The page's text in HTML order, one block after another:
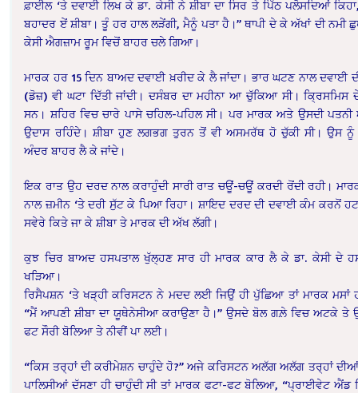
ਫ਼ਾਈਲ ‘ਤੇ ਦਵਾਈ ਲਿਖ ਕੇ ਡਾ. ਕੇਸੀ ਨੇ ਸ਼ੀਬਾ ਦਾ ਸਿਰ ਤੇ ਪਿੱਠ ਪਲੋਸਦਿਆਂ
ਬਹਾਦਰ ਏਂ ਸ਼ੀਬਾ। ਤੂੰ ਹਰ ਹਾਲ ਲੜੇਂਗੀ, ਮੈਨੂੰ ਪਤਾ ਹੈ।” ਥਾਪੀ ਦੇ ਕੇ ਅੱਖਾਂ ਦੀ ਨਮੀ
ਕੇਸੀ ਐਗਜ਼ਾਮ ਰੂਮ ਵਿਚੋਂ ਬਾਹਰ ਚਲੇ ਗਿਆ।
ਮਾਰਕ ਹਰ 15 ਦਿਨ ਬਾਅਦ ਦਵਾਈ ਖ਼ਰੀਦ ਕੇ ਲੈ ਜਾਂਦਾ। ਭਾਰ ਘਟਣ ਨਾਲ ਦਵਾਈ
(ਡੋਜ਼) ਵੀ ਘਟਾ ਦਿੱਤੀ ਜਾਂਦੀ। ਦਸੰਬਰ ਦਾ ਮਹੀਨਾ ਆ ਚੁੱਕਿਆ ਸੀ। ਕ੍ਰਿਸਮਿਸ
ਸਨ। ਸ਼ਹਿਰ ਵਿਚ ਚਾਰੇ ਪਾਸੇ ਚਹਿਲ-ਪਹਿਲ ਸੀ। ਪਰ ਮਾਰਕ ਅਤੇ ਉਸਦੀ
ਉਦਾਸ ਰਹਿੰਦੇ। ਸ਼ੀਬਾ ਹੁਣ ਲਗਭਗ ਤੁਰਨ ਤੋਂ ਵੀ ਅਸਮਰੱਥ ਹੋ ਚੁੱਕੀ ਸੀ। ਉਸ
ਅੰਦਰ ਬਾਹਰ ਲੈ ਕੇ ਜਾਂਦੇ।
ਇਕ ਰਾਤ ਉਹ ਦਰਦ ਨਾਲ ਕਰਾਹੁੰਦੀ ਸਾਰੀ ਰਾਤ ਚਊਂ-ਚਊਂ ਕਰਦੀ ਰੋਂਦੀ ਰਹੀ।
ਨਾਲ ਜ਼ਮੀਨ ‘ਤੇ ਦਰੀ ਸੁੱਟ ਕੇ ਪਿਆ ਰਿਹਾ। ਸ਼ਾਇਦ ਦਰਦ ਦੀ ਦਵਾਈ ਕੰਮ ਕਰਨੋਂ
ਸਵੇਰੇ ਕਿਤੇ ਜਾ ਕੇ ਸ਼ੀਬਾ ਤੇ ਮਾਰਕ ਦੀ ਅੱਖ ਲੱਗੀ।
ਕੁਝ ਚਿਰ ਬਾਅਦ ਹਸਪਤਾਲ ਖੁੱਲ੍ਹਣ ਸਾਰ ਹੀ ਮਾਰਕ ਕਾਰ ਲੈ ਕੇ ਡਾ. ਕੇਸੀ ਦੇ
ਖੜਿਆ।
ਰਿਸੈਪਸ਼ਨ ‘ਤੇ ਖੜ੍ਹੀ ਕਰਿਸਟਨ ਨੇ ਮਦਦ ਲਈ ਜਿਉਂ ਹੀ ਪੁੱਛਿਆ ਤਾਂ ਮਾਰਕ ਮਸਾਂ
“ਮੈਂ ਆਪਣੀ ਸ਼ੀਬਾ ਦਾ ਯੂਥੇਨੇਸੀਆ ਕਰਾਉਣਾ ਹੈ।” ਉਸਦੇ ਬੋਲ ਗਲ਼ੇ ਵਿਚ ਅਟਕੇ ਤੇ
ਫਟ ਸੌਰੀ ਬੋਲਿਆ ਤੇ ਨੀਵੀਂ ਪਾ ਲਈ।
“ਕਿਸ ਤਰ੍ਹਾਂ ਦੀ ਕਰੀਮੇਸ਼ਨ ਚਾਹੁੰਦੇ ਹੋ?” ਅਜੇ ਕਰਿਸਟਨ ਅਲੱਗ ਅਲੱਗ ਤਰ੍ਹਾਂ
ਪਾਲਿਸੀਆਂ ਦੱਸਣਾ ਹੀ ਚਾਹੁੰਦੀ ਸੀ ਤਾਂ ਮਾਰਕ ਫਟਾ-ਫਟ ਬੋਲਿਆ, “ਪ੍ਰਾਈਵੇਟ ਐਂਡ